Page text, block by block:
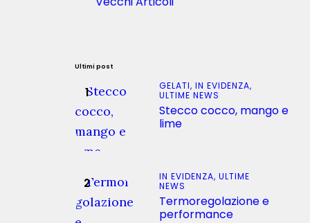
Ultimi post
GELATI, IN EVIDENZA,
ULTIME NEWS
Stecco cocco, mango e
lime
IN EVIDENZA, ULTIME
NEWS
Termoregolazione e
performance